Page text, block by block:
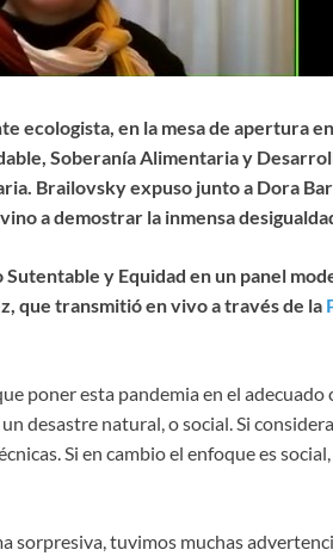
ecologista, en la mesa de apertura
Soberanía Alimentaria y
Brailovsky expuso junto a Dora
a demostrar la inmensa
y Equidad en un panel
que transmitió en vivo a través de la
poner esta pandemia en el
desastre natural, o social. Si
Si en cambio el enfoque es
sorpresiva, tuvimos muchas